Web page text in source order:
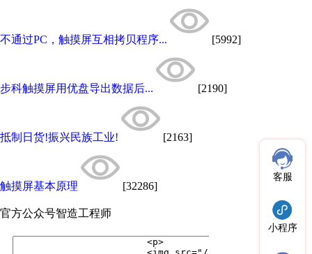
不通过PC，触摸屏互相拷贝程序... [5992]
步科触摸屏用优盘导出数据后... [2190]
抵制日货!振兴民族工业! [2163]
触摸屏基本原理 [32286]
官方公众号智造工程师
客服
小程序